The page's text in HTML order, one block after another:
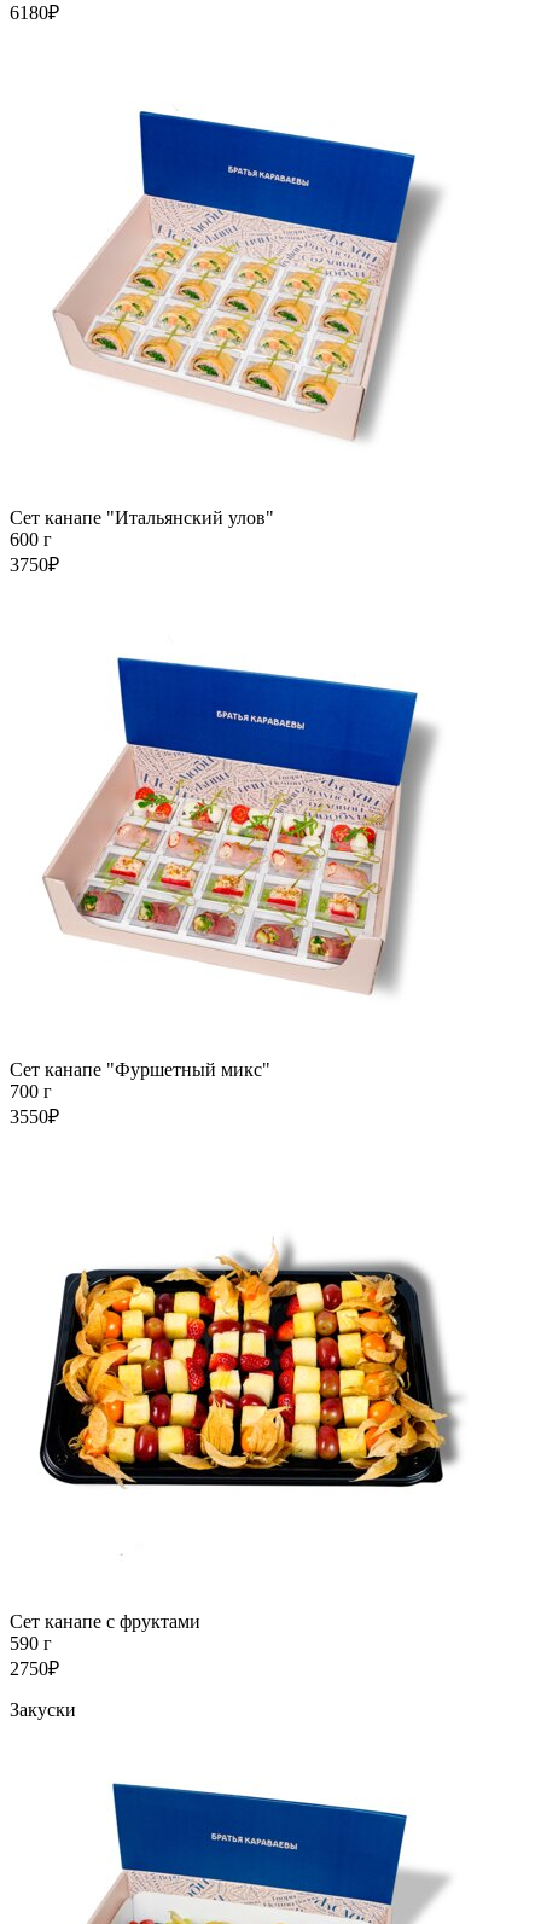
6180₽
Сет канапе "Итальянский улов"
600 г
3750₽
Сет канапе "Фуршетный микс"
700 г
3550₽
Сет канапе с фруктами
590 г
2750₽
Закуски